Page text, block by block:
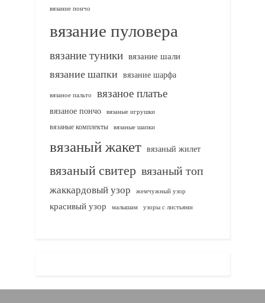
вязание пончо
вязание пуловера
вязание туники вязание шали
вязание шапки вязание шарфа
вязаное пальто вязаное платье
вязаное пончо вязаные игрушки
вязаные комплекты
вязаные шапки
вязаный жакет вязаный жилет
вязаный свитер вязаный топ
жаккардовый узор жемчужный узор
красивый узор малышам узоры с листьями